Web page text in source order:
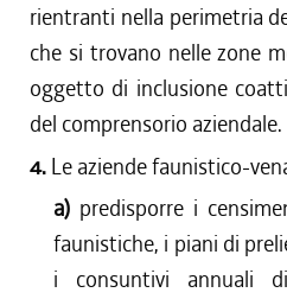
dal 22/07/2010 al 27/10/
dal 08/07/2010 al 21/07/
dal 01/04/2010 al 07/07/
dal 01/01/2010 al 31/03/
dal 06/08/2009 al 31/12/
dal 30/07/2009 al 05/08/
dal 04/06/2009 al 29/07/
dal 01/04/2009 al 03/06/
dal 03/04/2008 al 31/03/
rientranti nella perimetria
che si trovano nelle zone
oggetto di inclusione
del comprensorio aziendale.
4. Le aziende faunistico-
a) predisporre i
faunistiche, i piani di
i consuntivi annuali